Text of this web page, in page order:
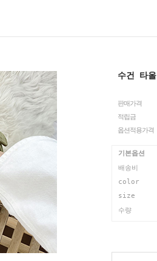
수건 타
판매가격
적립금
옵션적용가격
기본옵션
배송비
color
size
수량